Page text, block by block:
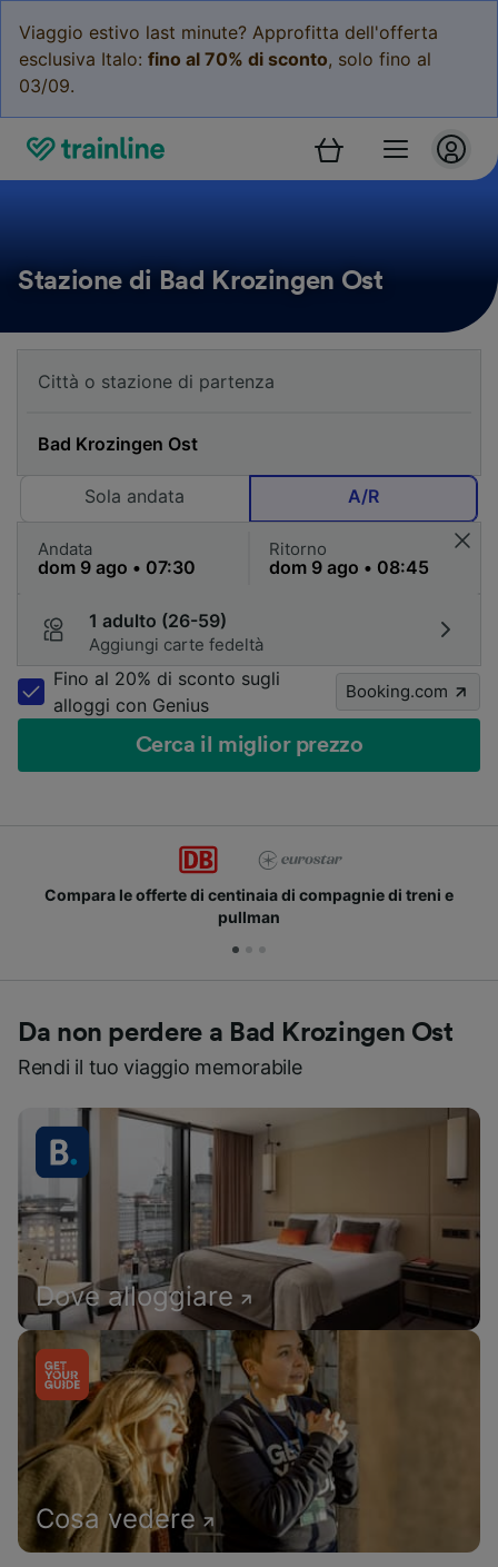
Viaggio estivo last minute? Approfitta dell'offerta
esclusiva Italo: fino al 70% di sconto, solo fino al
03/09.
Stazione di Bad Krozingen Ost
Sola andata A/R
Andata Ritorno
1 adulto (26-59)
Aggiungi carte fedeltà
Fino al 20% di sconto sugli
alloggi con Genius
Booking.com
Cerca il miglior prezzo
Compara le offerte di centinaia di compagnie di treni e
pullman
Da non perdere a Bad Krozingen Ost
Rendi il tuo viaggio memorabile
Dove alloggiare
Cosa vedere